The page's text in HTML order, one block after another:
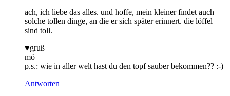
ach, ich liebe das alles. und hoffe, mein kleiner findet auch
solche tollen dinge, an die er sich später erinnert. die löffel
sind toll.
♥gruß
mö
p.s.: wie in aller welt hast du den topf sauber bekommen?? :-)
Antworten